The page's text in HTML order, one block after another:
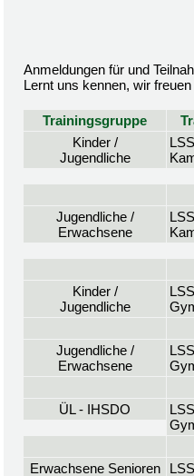
Anmeldungen für und
Lernt uns kennen, wir
Trainingsgruppe
Kinder /
Jugendliche
LSS
Jugendliche /
Erwachsene
LSS
Kinder /
Jugendliche
LSS
Jugendliche /
Erwachsene
LSS
ÜL - IHSDO
LSS
Erwachsene Senioren
LSS